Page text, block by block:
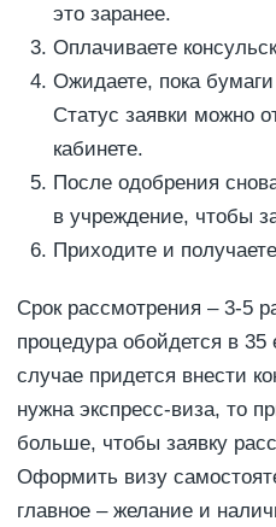
это заранее.
Оплачиваете
Ожидаете, пока бумаги
Статус заявки можно
кабинете.
После одобрения
в учреждение, чтобы
Приходите и
Срок рассмотрения – 3-5
процедура обойдется в
случае придется внести
нужна экспресс-виза, то
больше, чтобы заявку
Оформить визу
главное – желание и